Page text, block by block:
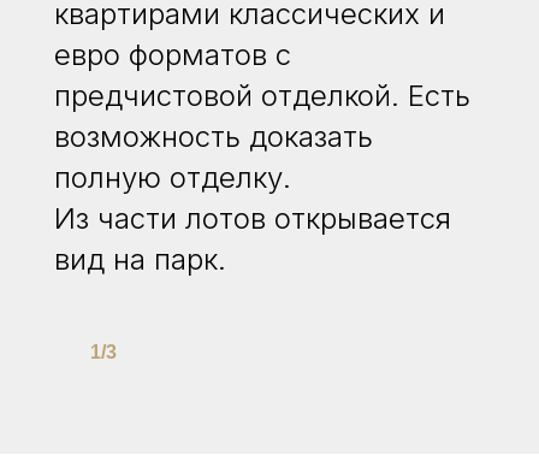
квартирами классических и
евро форматов с
предчистовой отделкой. Есть
возможность доказать
полную отделку.
Из части лотов открывается
вид на парк.
1/3